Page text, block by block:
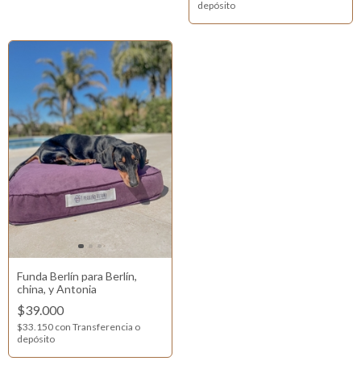
depósito
Funda Berlín para Berlín,
china, y Antonia
$39.000
$33.150 con Transferencia o
depósito